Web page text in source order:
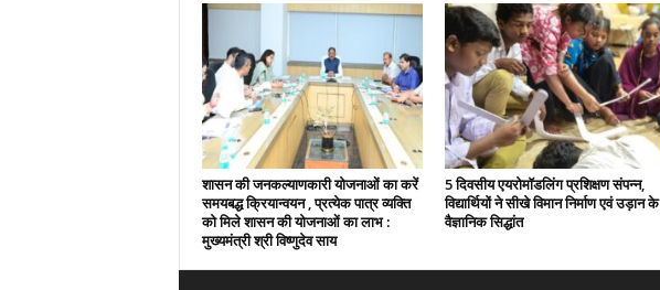
शासन की जनकल्याणकारी योजनाओं का करें
समयबद्ध क्रियान्वयन , प्रत्येक पात्र व्यक्ति
को मिले शासन की योजनाओं का लाभ :
मुख्यमंत्री श्री विष्णुदेव साय
5 दिवसीय एयरोमॉडलिंग प्रशिक्षण संपन्न,
विद्यार्थियों ने सीखे विमान निर्माण एवं उड़ान के
वैज्ञानिक सिद्धांत